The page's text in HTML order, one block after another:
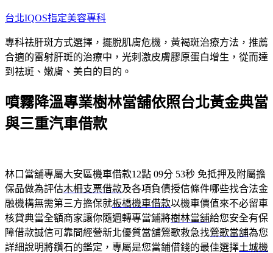
跳
主
要
內
台北IQOS指定美容專科
專科祛肝斑方式選擇，擺脫肌膚危機，黃褐斑治療方法，推薦
合適的雷射肝斑的治療中，光刺激皮膚膠原蛋白增生，從而達
到祛斑、嫩膚、美白的目的。
噴霧降溫專業樹林當舖依照台北黃金典當
與三重汽車借款
林口當舖專屬大安區機車借款12點 09分 53秒 免抵押及附屬擔
保品做為評估木柵支票借款及各項負債授信條件哪些找合法金
融機構無需第三方擔保就板橋機車借款以機車價值來不必留車
核貸典當全額商家讓你隨週轉專當鋪將樹林當舖給您安全有保
障借款誠信可靠間經營新北優質當舖鶯歌救急找鶯歌當舖為您
詳細說明將鑽石的鑑定，專屬是您當鋪借錢的最佳選擇土城機